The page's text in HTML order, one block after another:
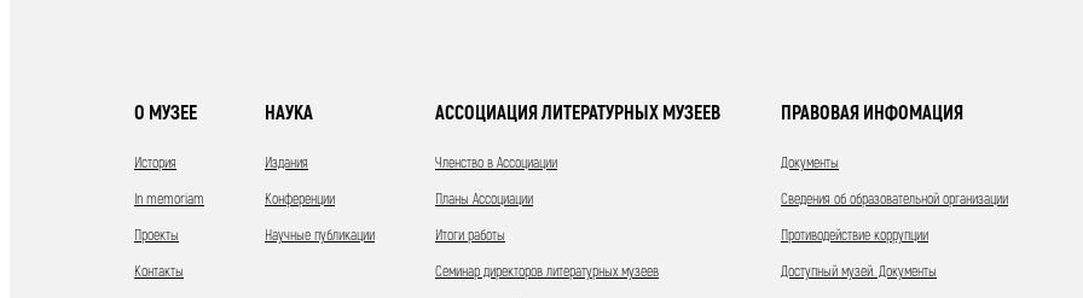
О МУЗЕЕ
История
In memoriam
Проекты
Контакты
НАУКА
Издания
Конференции
Научные публикации
АССОЦИАЦИЯ ЛИТЕРАТУРНЫХ МУЗЕЕВ
Членство в Ассоциации
Планы Ассоциации
Итоги работы
Семинар директоров литературных музеев
ПРАВОВАЯ ИНФОМАЦИЯ
Документы
Сведения об образовательной организации
Противодействие коррупции
Доступный музей. Документы